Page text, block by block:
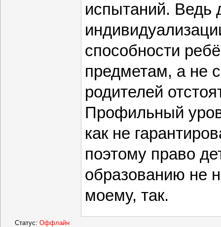
испытаний. Ведь
способности
предметам, а не
родителей
Профильный
как не
поэтому право
образованию не
моему, так.
Статус: Оффлайн